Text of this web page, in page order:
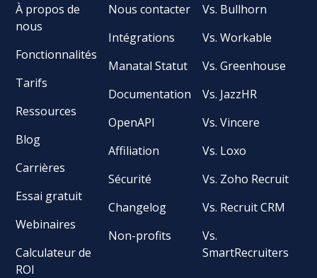
À propos de
nous
Fonctionnalités
Tarifs
Ressources
Blog
Carrières
Essai gratuit
Webinaires
Calculateur de
ROI
Nous contacter
Intégrations
Manatal Statut
Documentation
OpenAPI
Affiliation
Sécurité
Changelog
Non-profits
Vs. Bullhorn
Vs. Workable
Vs. Greenhouse
Vs. JazzHR
Vs. Vincere
Vs. Loxo
Vs. Zoho Recruit
Vs. Recruit CRM
Vs.
SmartRecruiters